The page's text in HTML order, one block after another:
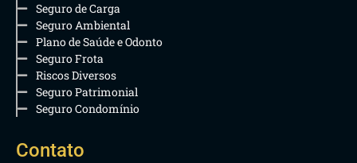
Seguro de Carga
Seguro Ambiental
Plano de Saúde e Odonto
Seguro Frota
Riscos Diversos
Seguro Patrimonial
Seguro Condomínio
Contato